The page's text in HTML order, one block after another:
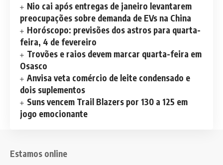
Nio cai após entregas de janeiro levantarem
preocupações sobre demanda de EVs na China
Horóscopo: previsões dos astros para quarta-
feira, 4 de fevereiro
Trovões e raios devem marcar quarta-feira em
Osasco
Anvisa veta comércio de leite condensado e
dois suplementos
Suns vencem Trail Blazers por 130 a 125 em
jogo emocionante
Estamos online